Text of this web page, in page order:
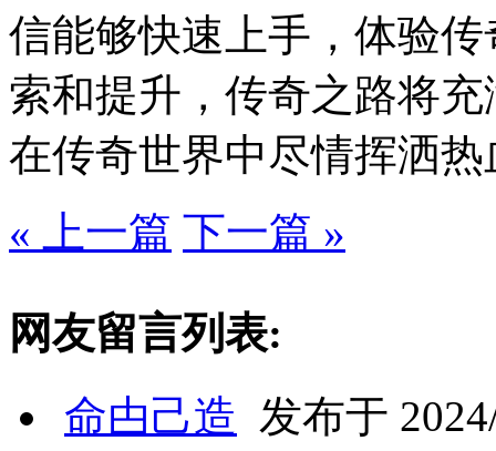
信能够快速上手，体验
索和提升，传奇之路将
在传奇世界中尽情挥洒
« 上一篇 下一篇 »
网友留言列表:
命甴己造 发布于